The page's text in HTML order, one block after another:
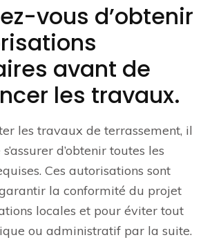
vous d’obtenir
avant de
les travaux.
les travaux de terrassement, il
d’obtenir toutes les
Ces autorisations sont
la conformité du projet
locales et pour éviter tout
ou administratif par la suite.